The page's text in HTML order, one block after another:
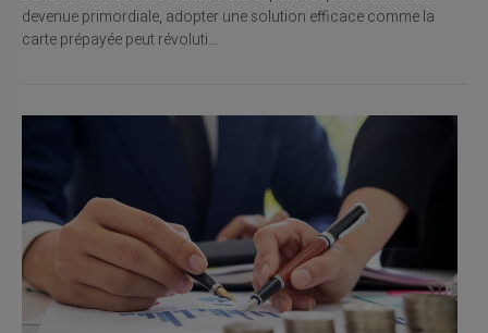
devenue primordiale, adopter une solution efficace comme la
carte prépayée peut révoluti...